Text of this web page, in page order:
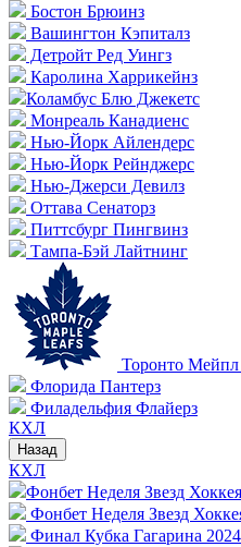
Бостон Брюинз
Вашингтон Кэпиталз
Детройт Ред Уингз
Каролина Харрикейнз
Коламбус Блю Джекетс
Монреаль Канадиенс
Нью-Йорк Айлендерс
Нью-Йорк Рейнджерс
Нью-Джерси Девилз
Оттава Сенаторз
Питтсбург Пингвинз
Тампа-Бэй Лайтнинг
Торонто
Флорида Пантерз
Филадельфия Флайерз
КХЛ
Назад
КХЛ
Фонбет Неделя Звезд
Фонбет Неделя Звезд
Финал Кубка Гагарина 2024